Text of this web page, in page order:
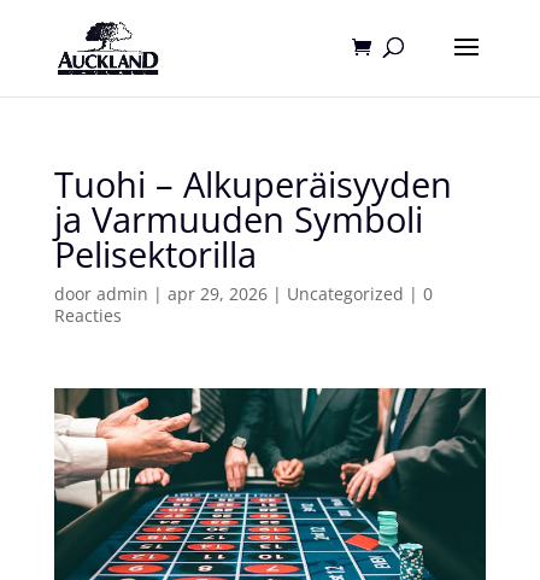
Tuohi – Alkuperäisyyden
ja Varmuuden Symboli
Pelisektorilla
door admin | apr 29, 2026| Uncategorized | 0
Reacties